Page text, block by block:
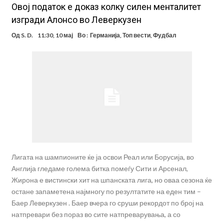
Овој податок е доказ колку силен менталитет
изгради Алонсо во Леверкузен
Од S. D. 11:30, 10 мај Во : Германија,Топ вести,Фудбал
Лигата на шампионите ќе ја освои Реал или Борусија, во
Англија гледаме голема битка помеѓу Сити и Арсенал,
Жирона е вистински хит на шпанската лига, но оваа сезона ќе
остане запаметена најмногу по резултатите на еден тим –
Баер Леверкузен . Баер вчера го сруши рекордот по број на
натпревари без пораз во сите натпреварувања, а со